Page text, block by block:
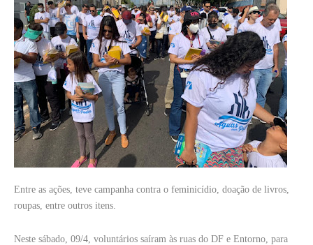
Entre as ações, teve campanha contra o feminicídio, doação de livros,
roupas, entre outros itens.
Neste sábado, 09/4, voluntários saíram às ruas do DF e Entorno, para